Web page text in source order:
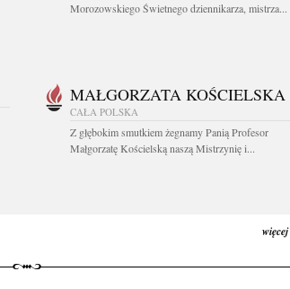
Morozowskiego Świetnego dziennikarza, mistrza...
MAŁGORZATA KOŚCIELSKA
CAŁA POLSKA
Z głębokim smutkiem żegnamy Panią Profesor
Małgorzatę Kościelską naszą Mistrzynię i...
więcej